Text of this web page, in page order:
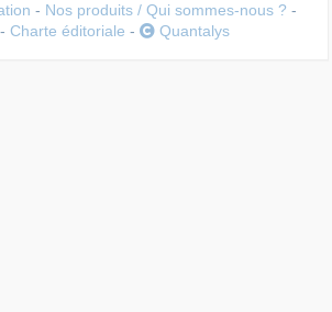
- Nos produits / Qui sommes-nous ? -
- Charte éditoriale - Quantalys